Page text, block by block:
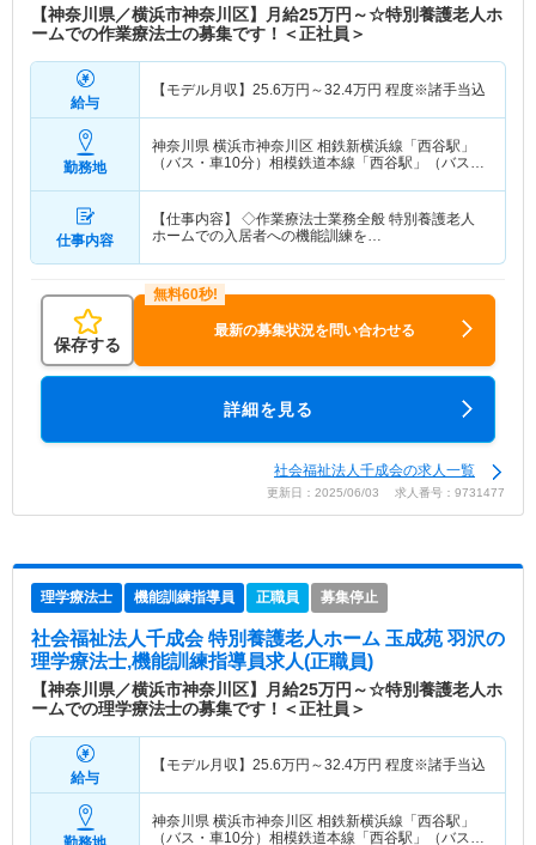
【神奈川県／横浜市神奈川区】月給25万円～☆特別養護老人ホ
ームでの作業療法士の募集です！＜正社員＞
給与
【モデル月収】 25.6万円～32.4万円 程度※諸手当込
勤務地
神奈川県 横浜市神奈川区 相鉄新横浜線「西谷駅」
（バス・車10分）相模鉄道本線「西谷駅」（バス・
仕事内容
【仕事内容】 ◇作業療法士業務全般 特別養護老人
ホームでの入居者への機能訓練を…
保存する
最新の募集状況を問い合わせる
詳細を見る
社会福祉法人千成会の求人一覧
更新日：2025/06/03 求人番号：9731477
理学療法士 機能訓練指導員 正職員 募集停止
社会福祉法人千成会 特別養護老人ホーム 玉成苑 羽沢の
理学療法士,機能訓練指導員求人(正職員)
【神奈川県／横浜市神奈川区】月給25万円～☆特別養護老人ホ
ームでの理学療法士の募集です！＜正社員＞
給与
【モデル月収】 25.6万円～32.4万円 程度※諸手当込
神奈川県 横浜市神奈川区 相鉄新横浜線「西谷駅」
（バス・車10分）相模鉄道本線「西谷駅」（バス・